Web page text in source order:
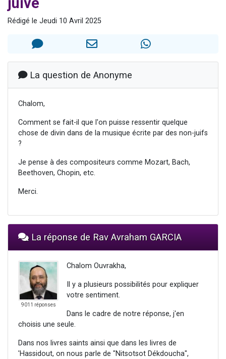
Eli vient de donner son Maasser
Lisbel Esther vient de donner son Maasser
Rédigé le Jeudi 10 Avril 2025
La question de Anonyme
Chalom,
Comment se fait-il que l'on puisse ressentir quelque
chose de divin dans de la musique écrite par des non-juifs
?
Je pense à des compositeurs comme Mozart, Bach,
Beethoven, Chopin, etc.
Merci.
La réponse de Rav Avraham GARCIA
9011 réponses
Chalom Ouvrakha,
Il y a plusieurs possibilités pour expliquer
votre sentiment.
Dans le cadre de notre réponse, j'en
choisis une seule.
Dans nos livres saints ainsi que dans les livres de
'Hassidout, on nous parle de "Nitsotsot Dékdoucha",